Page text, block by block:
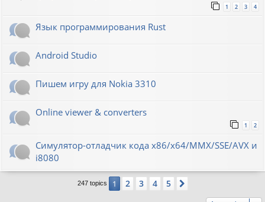
1 2 3 4
Язык программирования Rust
Android Studio
Пишем игру для Nokia 3310
Online viewer & converters
1 2
Симулятор-отладчик кода x86/x64/MMX/SSE/AVX и
i8080
247 topics 1 2 3 4 5